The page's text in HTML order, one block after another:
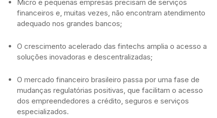
Micro e pequenas empresas precisam de serviços
financeiros e, muitas vezes, não encontram atendimento
adequado nos grandes bancos;
O crescimento acelerado das fintechs amplia o acesso a
soluções inovadoras e descentralizadas;
O mercado financeiro brasileiro passa por uma fase de
mudanças regulatórias positivas, que facilitam o acesso
dos empreendedores a crédito, seguros e serviços
especializados.